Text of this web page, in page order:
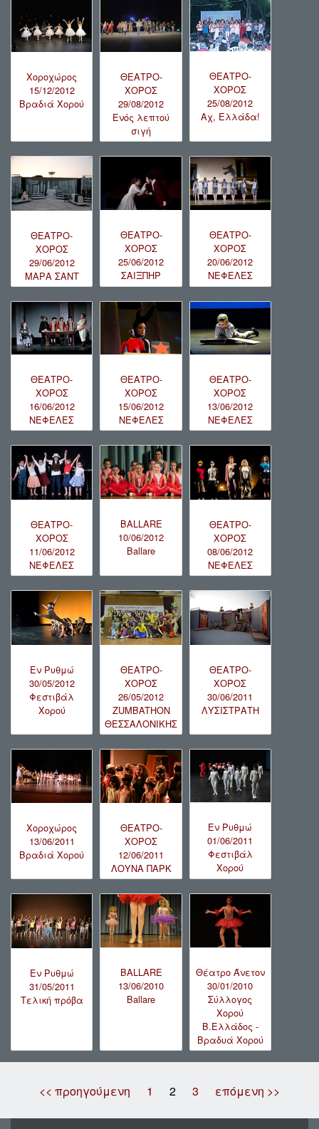
Χοροχώρος
15/12/2012
Βραδιά Χορού
ΘΕΑΤΡΟ-
ΧΟΡΟΣ
29/08/2012
Ενός λεπτού
σιγή
ΘΕΑΤΡΟ-
ΧΟΡΟΣ
25/08/2012
Αχ, Ελλάδα!
ΘΕΑΤΡΟ-
ΧΟΡΟΣ
29/06/2012
ΜΑΡΑ ΣΑΝΤ
ΘΕΑΤΡΟ-
ΧΟΡΟΣ
25/06/2012
ΣΑΙΞΠΗΡ
ΘΕΑΤΡΟ-
ΧΟΡΟΣ
20/06/2012
ΝΕΦΕΛΕΣ
ΘΕΑΤΡΟ-
ΧΟΡΟΣ
16/06/2012
ΝΕΦΕΛΕΣ
ΘΕΑΤΡΟ-
ΧΟΡΟΣ
15/06/2012
ΝΕΦΕΛΕΣ
ΘΕΑΤΡΟ-
ΧΟΡΟΣ
13/06/2012
ΝΕΦΕΛΕΣ
ΘΕΑΤΡΟ-
ΧΟΡΟΣ
11/06/2012
ΝΕΦΕΛΕΣ
BALLARE
10/06/2012
Ballare
ΘΕΑΤΡΟ-
ΧΟΡΟΣ
08/06/2012
ΝΕΦΕΛΕΣ
Εν Ρυθμώ
30/05/2012
Φεστιβάλ
Χορού
ΘΕΑΤΡΟ-
ΧΟΡΟΣ
26/05/2012
ZUMBATHON
ΘΕΣΣΑΛΟΝΙΚΗΣ
ΘΕΑΤΡΟ-
ΧΟΡΟΣ
30/06/2011
ΛΥΣΙΣΤΡΑΤΗ
Χοροχώρος
13/06/2011
Βραδιά Χορού
ΘΕΑΤΡΟ-
ΧΟΡΟΣ
12/06/2011
ΛΟΥΝΑ ΠΑΡΚ
Εν Ρυθμώ
01/06/2011
Φεστιβάλ
Χορού
Εν Ρυθμώ
31/05/2011
Τελική πρόβα
BALLARE
13/06/2010
Ballare
Θέατρο Άνετον
30/01/2010
Σύλλογος
Χορού
Β.Ελλάδος -
Βραδυά Χορού
<< προηγούμενη 1 2 3 επόμενη >>